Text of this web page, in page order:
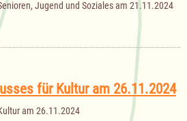
Jugend und Soziales am 21.11.2024
für Kultur am 26.11.2024
am 26.11.2024